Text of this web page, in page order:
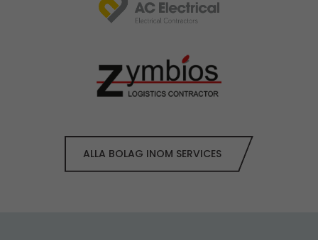
ALLA BOLAG INOM SERVICES